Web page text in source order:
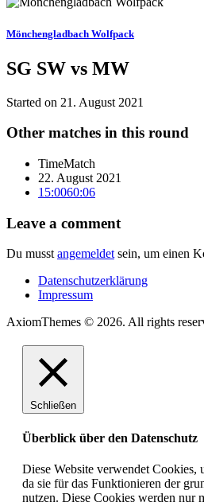
Mönchengladbach Wolfpack
SG SW vs MW
Started on 21. August 2021
Other matches in this round
TimeMatch
22. August 2021
15:0060:06
Leave a comment
Du musstangemeldetsein, um einen
Datenschutzerklärung
Impressum
AxiomThemes © 2026. All rights
Schließen
Überblick über den Datenschutz
Diese Website verwendet Cookies,
da sie für das Funktionieren der
nutzen. Diese Cookies werden nur